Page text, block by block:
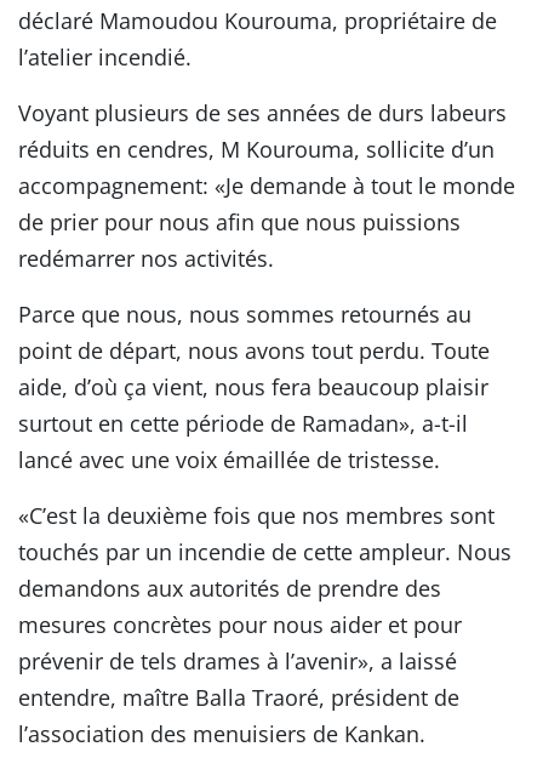
déclaré Mamoudou Kourouma, propriétaire de
l’atelier incendié.
Voyant plusieurs de ses années de durs labeurs
réduits en cendres, M Kourouma, sollicite d’un
accompagnement: «Je demande à tout le monde
de prier pour nous afin que nous puissions
redémarrer nos activités.
Parce que nous, nous sommes retournés au
point de départ, nous avons tout perdu. Toute
aide, d’où ça vient, nous fera beaucoup plaisir
surtout en cette période de Ramadan», a-t-il
lancé avec une voix émaillée de tristesse.
«C’est la deuxième fois que nos membres sont
touchés par un incendie de cette ampleur. Nous
demandons aux autorités de prendre des
mesures concrètes pour nous aider et pour
prévenir de tels drames à l’avenir», a laissé
entendre, maître Balla Traoré, président de
l’association des menuisiers de Kankan.